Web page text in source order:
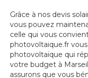
Grâce à nos devis
vous pouvez
celle qui vous
photovoltaique.fr
photovoltaïque qui
votre budget à
assurons que vous